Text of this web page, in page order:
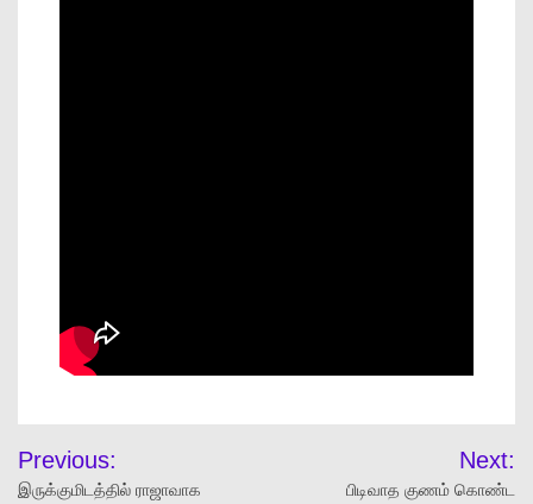
Previous:
இருக்குமிடத்தில் ராஜாவாக
Next:
பிடிவாத குணம் கொண்ட